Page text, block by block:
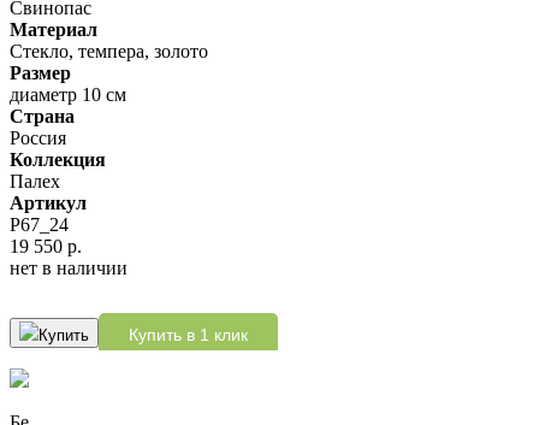
Материал
Стекло, темпера, золото
Размер
диаметр 10 см
Страна
Россия
Коллекция
Палех
Артикул
P67_24
19 550 р.
нет в наличии
Купить Купить в 1 клик